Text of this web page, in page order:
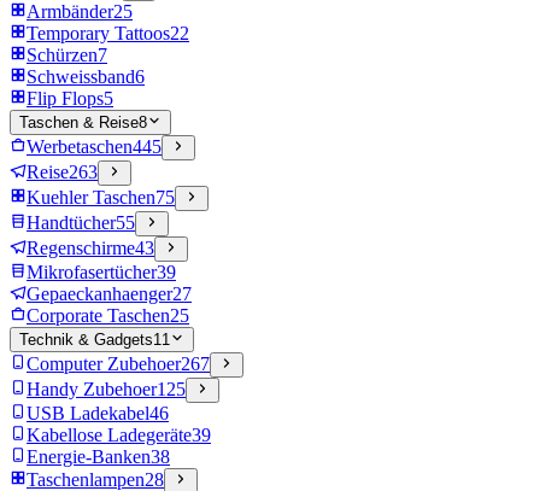
Armbänder25
Temporary Tattoos22
Schürzen7
Schweissband6
Flip Flops5
Taschen & Reise8
Werbetaschen445
Reise263
Kuehler Taschen75
Handtücher55
Regenschirme43
Mikrofasertücher39
Gepaeckanhaenger27
Corporate Taschen25
Technik & Gadgets11
Computer Zubehoer267
Handy Zubehoer125
USB Ladekabel46
Kabellose Ladegeräte39
Energie-Banken38
Taschenlampen28